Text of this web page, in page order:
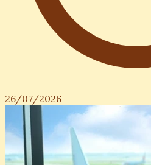
26/07/2026